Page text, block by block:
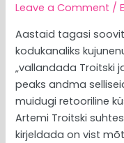
Leave a Comment /
Aastaid tagasi
kodukanaliks
„vallandada Troitski
peaks andma
muidugi retooriline
Artemi Troitski
kirjeldada on vist